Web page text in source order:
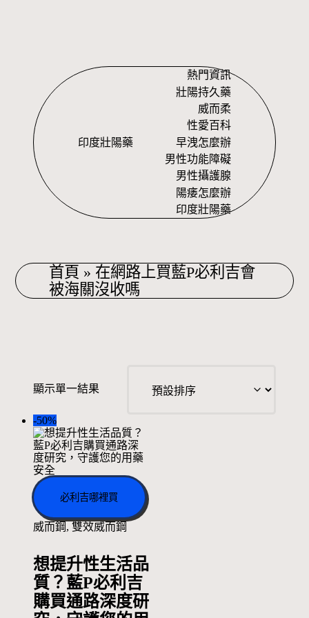
印度壯陽藥
熱門資訊
壯陽持久藥
威而柔
性愛百科
早洩怎麼辦
男性功能障礙
男性攝護腺
陽痿怎麼辦
印度壯陽藥
首頁 » 在網路上買藍P必利吉會
被海關沒收嗎
顯示單一結果
-50%
必利吉哪裡買
威而鋼, 雙效威而鋼
想提升性生活品
質？藍P必利吉
購買通路深度研